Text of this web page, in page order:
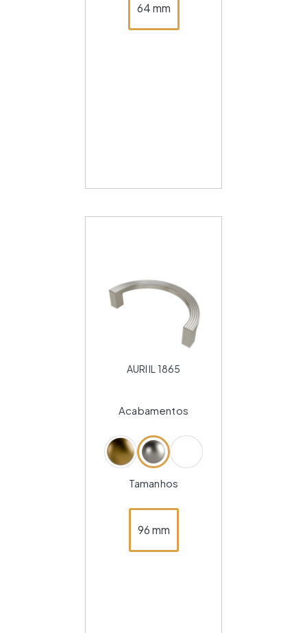
64 mm
AURI IL 1865
Acabamentos
Tamanhos
96 mm